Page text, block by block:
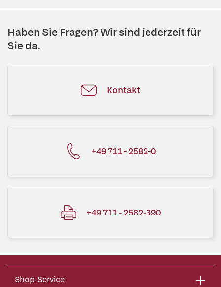
Haben Sie Fragen? Wir sind jederzeit für
Sie da.
Kontakt
+49 711 - 2582-0
+49 711 - 2582-390
Shop-Service